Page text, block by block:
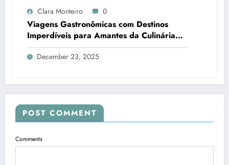
Clara Monteiro 0
Viagens Gastronômicas com Destinos
Imperdíveis para Amantes da Culinária
que Transformam Sabores em Memórias
December 23, 2025
POST COMMENT
Comments